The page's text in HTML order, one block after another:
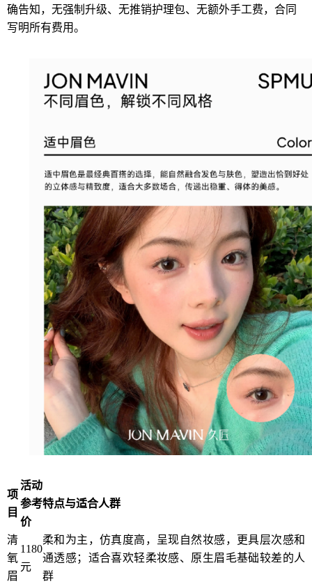
确告知，无强制升级、无推销护理包、无额外手工费，合同
写明所有费用。
项
目
活动
参考
价
特点与适合人群
清
氧
眉
1180
元
柔和为主，仿真度高，呈现自然妆感，更具层次感和
通透感；适合喜欢轻柔妆感、原生眉毛基础较差的人
群